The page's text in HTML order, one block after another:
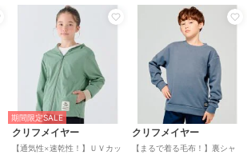
期間限定SALE
クリフメイヤー
【通気性×速乾性！】ＵＶカッ
クリフメイヤー
【まるで着る毛布！】裏シャ